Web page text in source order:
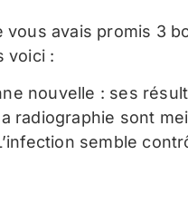
vous avais promis 3
voici :
nouvelle : ses
radiographie sont
semble